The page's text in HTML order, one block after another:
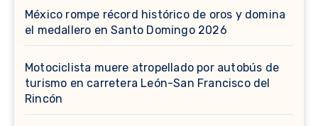
México rompe récord histórico de oros y domina
el medallero en Santo Domingo 2026
Motociclista muere atropellado por autobús de
turismo en carretera León-San Francisco del
Rincón